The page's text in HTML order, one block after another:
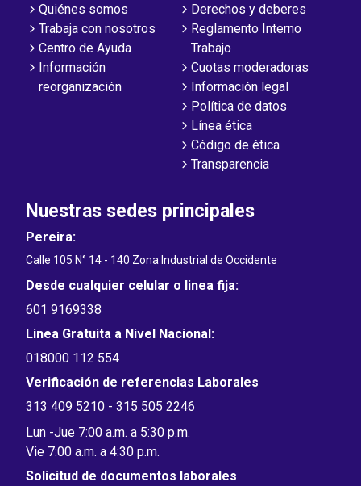
Quiénes somos
Trabaja con nosotros
Centro de Ayuda
Información
reorganización
Derechos y deberes
Reglamento Interno
Trabajo
Cuotas moderadoras
Información legal
Política de datos
Línea ética
Código de ética
Transparencia
Nuestras sedes principales
Pereira:
Calle 105 N° 14 - 140 Zona Industrial de Occidente
Desde cualquier celular o linea fija:
601 9169338
Linea Gratuita a Nivel Nacional:
018000 112 554
Verificación de referencias Laborales
313 409 5210 - 315 505 2246
Lun -Jue 7:00 a.m. a 5:30 p.m.
Vie 7:00 a.m. a 4:30 p.m.
Solicitud de documentos laborales